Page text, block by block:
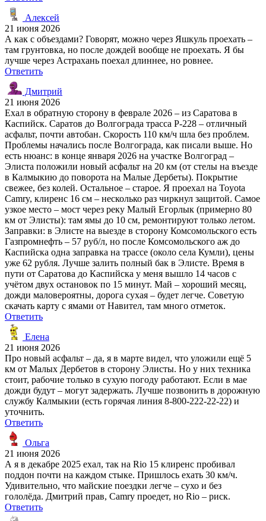
Алексей
21 июня 2026
А как с объездами? Говорят, можно через Яшкуль проехать –
там грунтовка, но после дождей вообще не проехать. Я бы
лучше через Астрахань поехал длиннее, но ровнее.
Ответить
Дмитрий
21 июня 2026
Ехал в обратную сторону в феврале 2026 – из Саратова в
Каспийск. Саратов до Волгограда трасса Р-228 – отличный
асфальт, почти автобан. Скорость 110 км/ч шла без проблем.
Проблемы начались после Волгограда, как писали выше. Но
есть нюанс: в конце января 2026 на участке Волгоград –
Элиста положили новый асфальт на 20 км (от стелы на въезде
в Калмыкию до поворота на Малые Дербеты). Покрытие
свежее, без колей. Остальное – старое. Я проехал на Toyota
Camry, клиренс 16 см – несколько раз чиркнул защитой. Самое
узкое место – мост через реку Малый Егорлык (примерно 80
км от Элисты): там ямы до 10 см, ремонтируют только летом.
Заправки: в Элисте на выезде в сторону Комсомольского есть
Газпромнефть – 57 руб/л, но после Комсомольского аж до
Каспийска одна заправка на трассе (около села Кумли), цены
уже 62 рубля. Лучше залить полный бак в Элисте. Время в
пути от Саратова до Каспийска у меня вышло 14 часов с
учётом двух остановок по 15 минут. Май – хороший месяц,
дожди маловероятны, дорога сухая – будет легче. Советую
скачать карту с ямами от Навител, там много отметок.
Ответить
Елена
21 июня 2026
Про новый асфальт – да, я в марте видел, что уложили ещё 5
км от Малых Дербетов в сторону Элисты. Но у них техника
стоит, рабочие только в сухую погоду работают. Если в мае
дожди будут – могут задержать. Лучше позвонить в дорожную
службу Калмыкии (есть горячая линия 8-800-222-22-22) и
уточнить.
Ответить
Ольга
21 июня 2026
А я в декабре 2025 ехал, так на Rio 15 клиренс пробивал
поддон почти на каждом стыке. Пришлось ехать 30 км/ч.
Удивительно, что майские поездки легче – сухо и без
гололёда. Дмитрий прав, Camry проедет, но Rio – риск.
Ответить